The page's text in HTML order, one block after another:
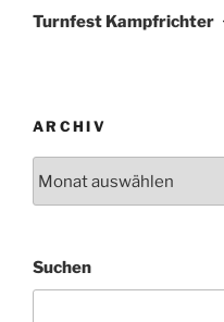
Beitrag
Turnfest Kampfrichter
ARCHIV
Suchen